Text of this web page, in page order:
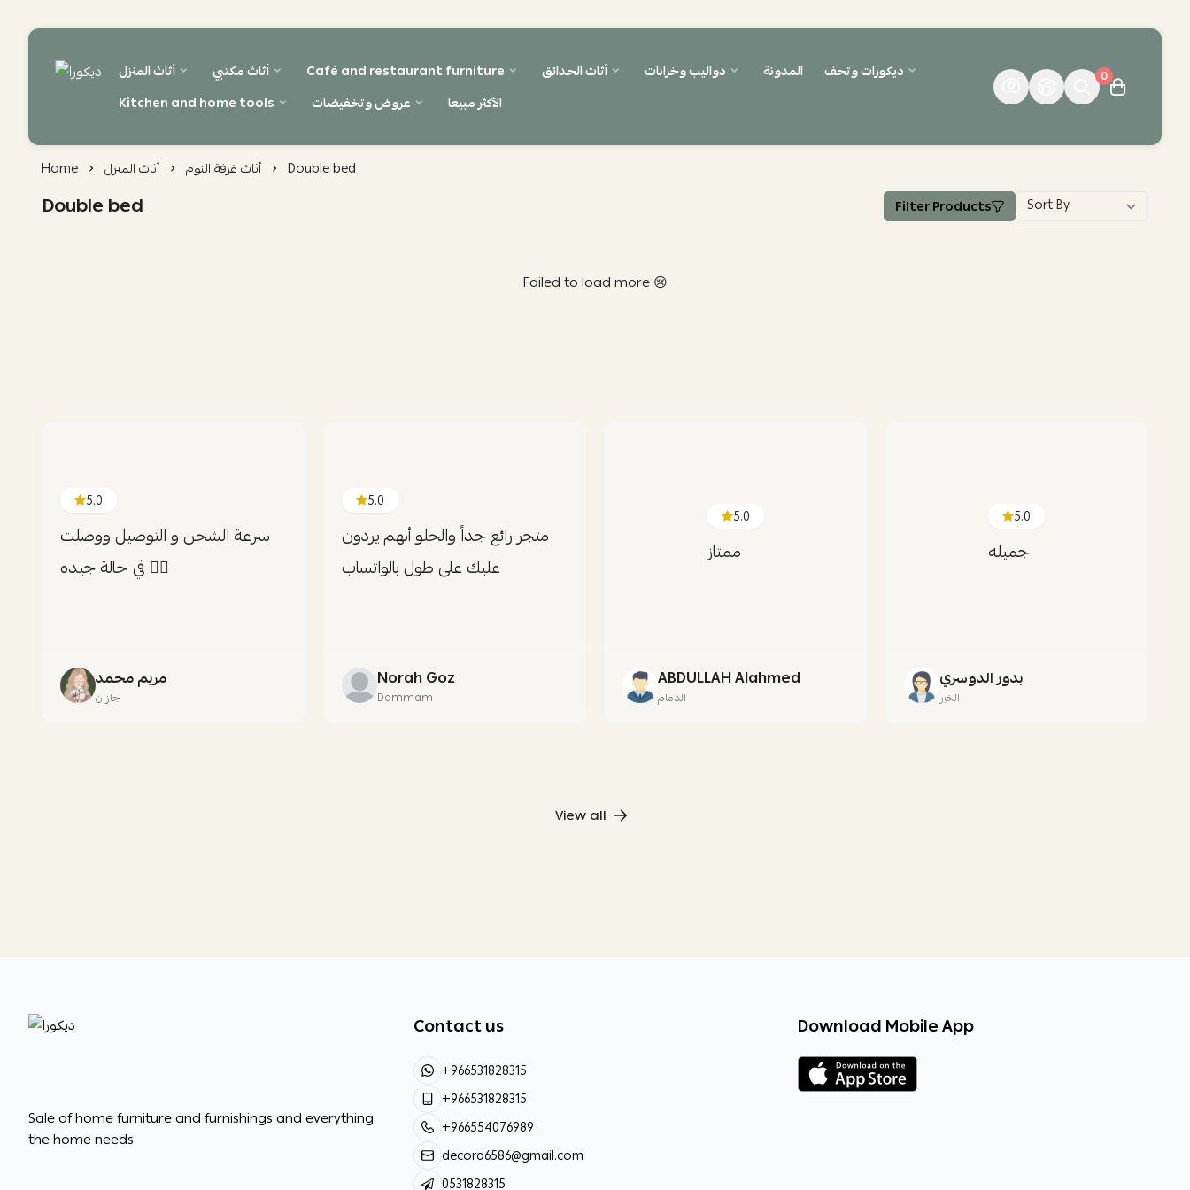
أثاث المنزل أثاث مكتبي Café and restaurant furniture أثاث الحدائق دواليب وخزانات المدونة
ديكورات وتحف
Kitchen and home tools
عروض وتخفيضات الأكثر مبيعا
0
Home أثاث المنزل أثاث غرفة النوم Double bed
Double bed Filter Products
Failed to load more 😢
5.0
سرعة الشحن و التوصيل ووصلت
في حالة جيده 👍🏻
مريم محمد
جازان
5.0
متجر رائع جداً والحلو أنهم يردون
عليك على طول بالواتساب
Norah Goz
Dammam
5.0
ممتاز
ABDULLAH Alahmed
الدمام
5.0
جميله
بدور الدوسري
الخبر
View all
ديكورا
Sale of home furniture and furnishings and everything
the home needs
Contact us
+966531828315
+966531828315
+966554076989
decora6586@gmail.com
0531828315
Download Mobile App